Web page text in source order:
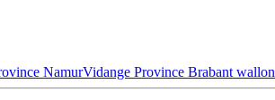
NamurVidange Province Brabant wallon